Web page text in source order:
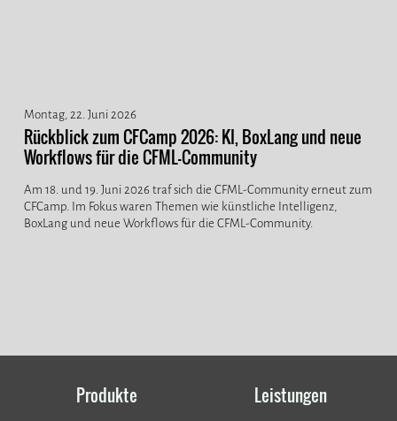
Montag, 22. Juni 2026
Rückblick zum CFCamp 2026: KI, BoxLang und neue
Workflows für die CFML-Community
Am 18. und 19. Juni 2026 traf sich die CFML-Community erneut zum
CFCamp. Im Fokus waren Themen wie künstliche Intelligenz,
BoxLang und neue Workflows für die CFML-Community.
Produkte Leistungen